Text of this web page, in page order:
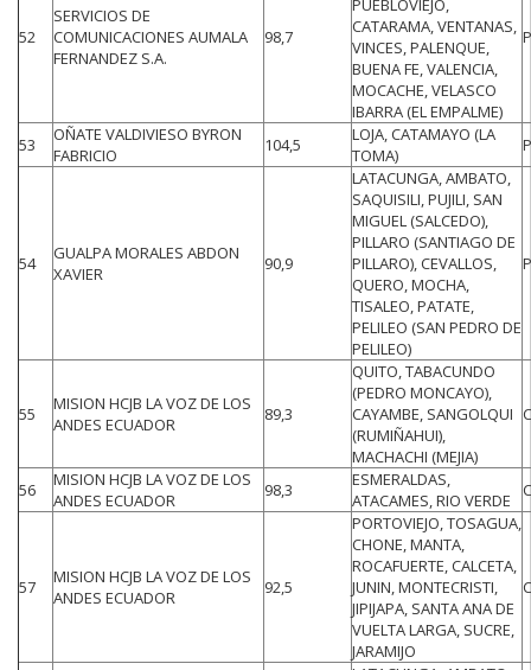
52
SERVICIOS DE
COMUNICACIONES AUMALA
FERNANDEZ S.A.
98,7
PUEBLOVIEJO,
CATARAMA, VENTANAS,
VINCES, PALENQUE,
BUENA FE, VALENCIA,
MOCACHE, VELASCO
IBARRA (EL EMPALME)
53
OÑATE VALDIVIESO BYRON
FABRICIO
104,5
LOJA, CATAMAYO (LA
TOMA)
54
GUALPA MORALES ABDON
XAVIER
90,9
LATACUNGA, AMBATO,
SAQUISILI, PUJILI, SAN
MIGUEL (SALCEDO),
PILLARO (SANTIAGO DE
PILLARO), CEVALLOS,
QUERO, MOCHA,
TISALEO, PATATE,
PELILEO (SAN PEDRO DE
PELILEO)
55
MISION HCJB LA VOZ DE LOS
ANDES ECUADOR
89,3
QUITO, TABACUNDO
(PEDRO MONCAYO),
CAYAMBE, SANGOLQUI
(RUMIÑAHUI),
MACHACHI (MEJIA)
56
MISION HCJB LA VOZ DE LOS
ANDES ECUADOR
98,3
ESMERALDAS,
ATACAMES, RIO VERDE
57
MISION HCJB LA VOZ DE LOS
ANDES ECUADOR
92,5
PORTOVIEJO, TOSAGUA,
CHONE, MANTA,
ROCAFUERTE, CALCETA,
JUNIN, MONTECRISTI,
JIPIJAPA, SANTA ANA DE
VUELTA LARGA, SUCRE,
JARAMIJO